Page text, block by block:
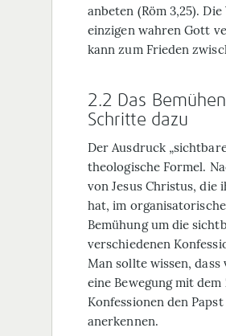
anbeten (Röm 3,25).
einzigen wahren Gott
kann zum Frieden
2.2 Das
Schritte dazu
Der Ausdruck
theologische Formel.
von Jesus Christus,
hat, im
Bemühung um die
verschiedenen
Man sollte wissen,
eine Bewegung mit
Konfessionen den
anerkennen.